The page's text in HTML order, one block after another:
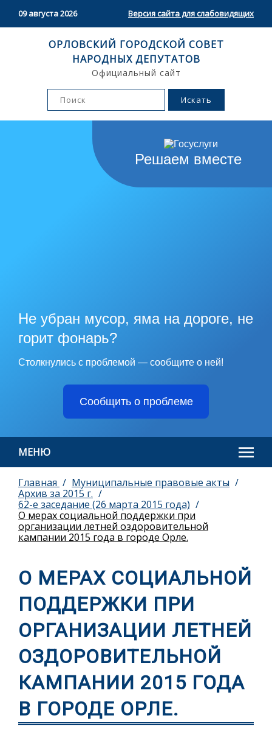
09 августа 2026 Версия сайта для слабовидящих
ОРЛОВСКИЙ ГОРОДСКОЙ СОВЕТ
НАРОДНЫХ ДЕПУТАТОВ
Официальный сайт
Решаем вместе
Не убран мусор, яма на дороге, не
горит фонарь?
Столкнулись с проблемой — сообщите о ней!
Сообщить о проблеме
МЕНЮ
Главная
Муниципальные правовые акты
Архив за 2015 г.
62-е заседание (26 марта 2015 года)
О мерах социальной поддержки при
организации летней оздоровительной
кампании 2015 года в городе Орле.
О МЕРАХ СОЦИАЛЬНОЙ
ПОДДЕРЖКИ ПРИ
ОРГАНИЗАЦИИ ЛЕТНЕЙ
ОЗДОРОВИТЕЛЬНОЙ
КАМПАНИИ 2015 ГОДА
В ГОРОДЕ ОРЛЕ.